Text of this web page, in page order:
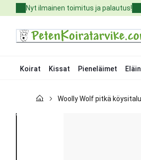
to
Nyt ilmainen toimitus ja palautus!
Koirat Kissat Pieneläimet
Kissat
Woolly Wolf pitkä